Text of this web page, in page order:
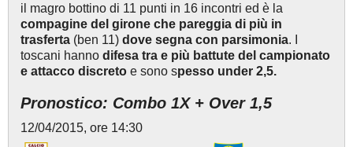
il magro bottino di 11 punti in 16 incontri ed è la
compagine del girone che pareggia di più in
trasferta (ben 11) dove segna con parsimonia. I
toscani hanno difesa tra e più battute del campionato
e attacco discreto e sono spesso under 2,5.
Pronostico: Combo 1X + Over 1,5
12/04/2015, ore 14:30